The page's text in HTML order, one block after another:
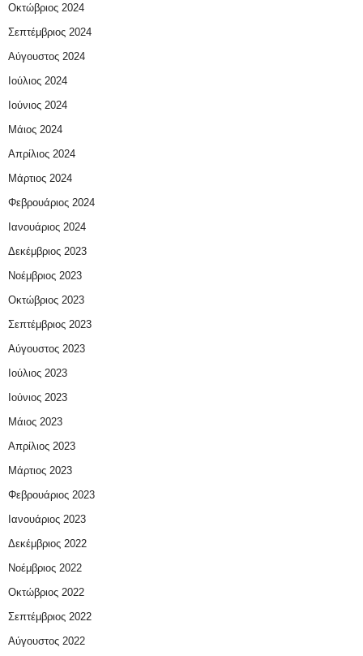
Οκτώβριος 2024
Σεπτέμβριος 2024
Αύγουστος 2024
Ιούλιος 2024
Ιούνιος 2024
Μάιος 2024
Απρίλιος 2024
Μάρτιος 2024
Φεβρουάριος 2024
Ιανουάριος 2024
Δεκέμβριος 2023
Νοέμβριος 2023
Οκτώβριος 2023
Σεπτέμβριος 2023
Αύγουστος 2023
Ιούλιος 2023
Ιούνιος 2023
Μάιος 2023
Απρίλιος 2023
Μάρτιος 2023
Φεβρουάριος 2023
Ιανουάριος 2023
Δεκέμβριος 2022
Νοέμβριος 2022
Οκτώβριος 2022
Σεπτέμβριος 2022
Αύγουστος 2022